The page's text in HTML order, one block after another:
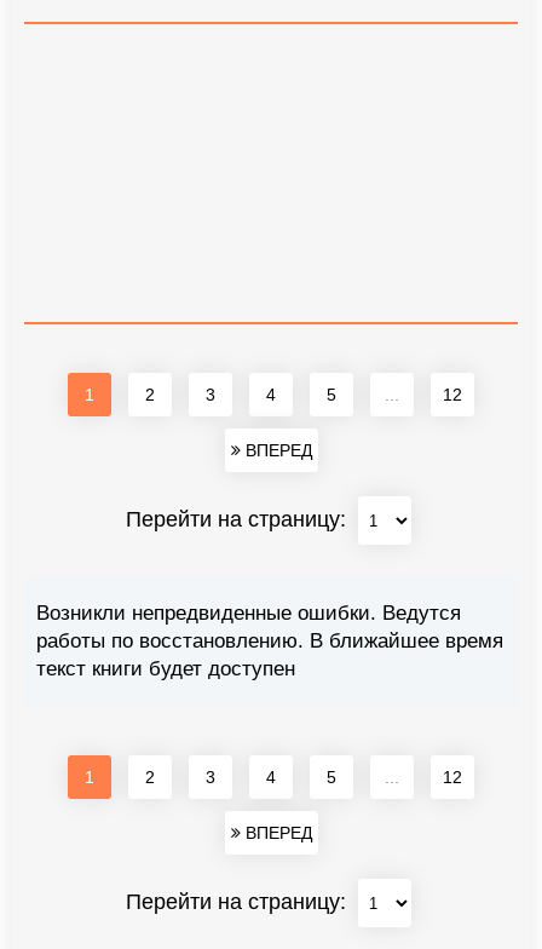
1 2 3 4 5 12
ВПЕРЕД
Перейти на страницу:
Возникли непредвиденные ошибки. Ведутся
работы по восстановлению. В ближайшее время
текст книги будет доступен
1 2 3 4 5 12
ВПЕРЕД
Перейти на страницу: